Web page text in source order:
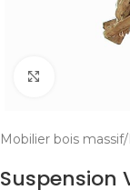
Mobilier bois massif
Suspension